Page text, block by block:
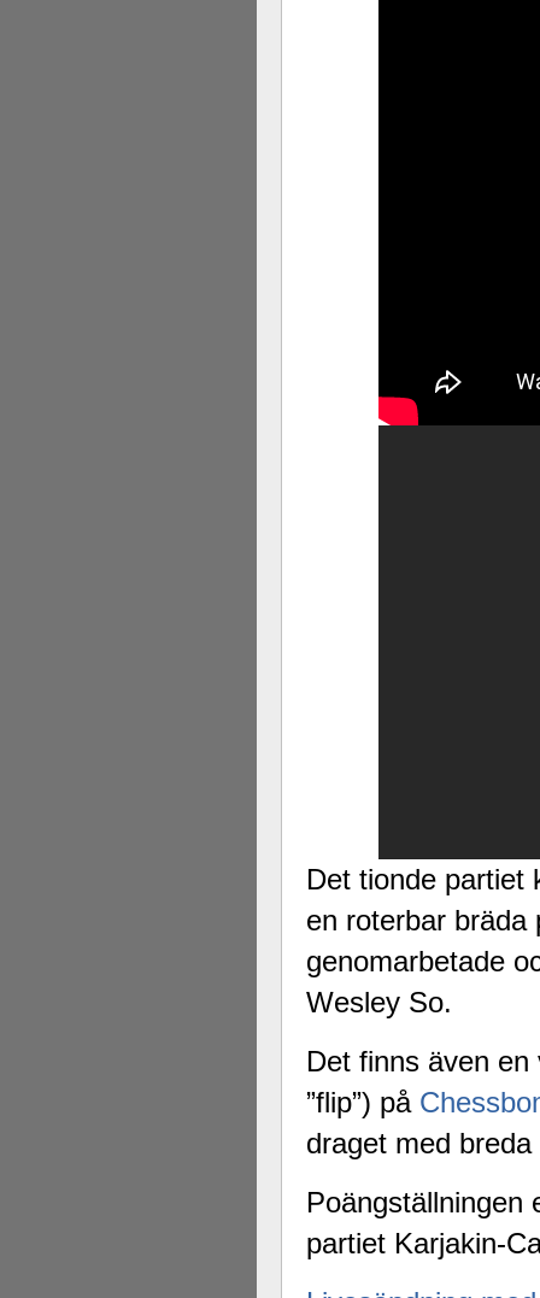
Det tionde partiet
en roterbar
genomarbetade
Wesley So.
Det finns även
”flip”) på
draget med
Poängställningen
partiet Karjakin-